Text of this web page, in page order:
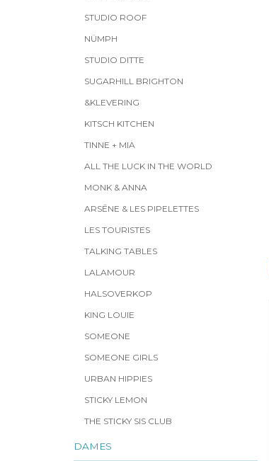
STUDIO ROOF
NÜMPH
STUDIO DITTE
SUGARHILL BRIGHTON
&KLEVERING
KITSCH KITCHEN
TINNE + MIA
ALL THE LUCK IN THE WORLD
MONK & ANNA
ARSĒNE & LES PIPELETTES
LES TOURISTES
TALKING TABLES
LALAMOUR
HALSOVERKOP
KING LOUIE
SOMEONE
SOMEONE GIRLS
URBAN HIPPIES
STICKY LEMON
THE STICKY SIS CLUB
DAMES